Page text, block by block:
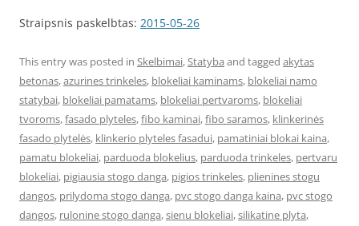
Straipsnis paskelbtas: 2015-05-26
This entry was posted in Skelbimai,Statyba and tagged akytas
betonas,azurines trinkeles, blokeliai kaminams, blokeliai namo
statybai, blokeliai pamatams, blokeliai pertvaroms, blokeliai
tvoroms,fasado plyteles,fibo kaminai,fibo saramos, klinkerinės
fasado plytelės, klinkerio plyteles fasadui, pamatiniai blokai kaina,
pamatu blokeliai, parduoda blokelius, parduoda trinkeles, pertvaru
blokeliai, pigiausia stogo danga, pigios trinkeles, plienines stogu
dangos, prilydoma stogo danga, pvc stogo danga kaina, pvc stogo
dangos, rulonine stogo danga,sienu blokeliai,silikatine plyta,